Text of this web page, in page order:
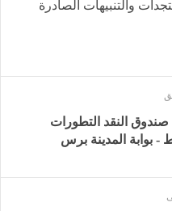
والتنبيهات الصادرة
النقد التطورات
- بوابة المدينة برس